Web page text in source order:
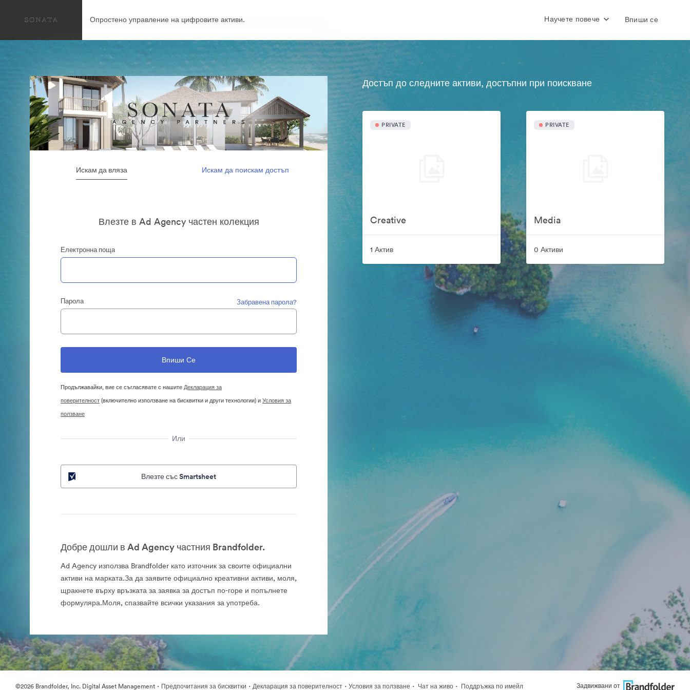
Опростено управление на цифровите активи. Научете повече Впиши се
Искам да вляза Искам да поискам достъп
Влезте в Ad Agency частен колекция
Електронна поща
Парола Забравена парола?
Продължавайки, вие се съгласявате с нашитеДекларация за
поверителност(включително използване на бисквитки и други технологии) иУсловия за
ползване
Или
Влезте със Smartsheet
Добре дошли в Ad Agency частния Brandfolder.
Ad Agency използва Brandfolder като източник за своите официални
активи на марката.За да заявите официално креативни активи, моля,
щракнете върху връзката за заявка за достъп по-горе и попълнете
формуляра.Моля, спазвайте всички указания за употреба.
Достъп до следните активи, достъпни при поискване
PRIVATE
Creative
1 Актив
PRIVATE
Media
0 Активи
©2026 Brandfolder, Inc. Digital Asset Management · Предпочитания за бисквитки · Декларация за поверителност · Условия за ползване · Чат на живо · Поддръжка по имейл Задвижвани от